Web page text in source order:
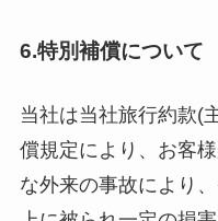
6.特別補償について
当社は当社旅行約款(
償規定により、お客
な外来の事故により